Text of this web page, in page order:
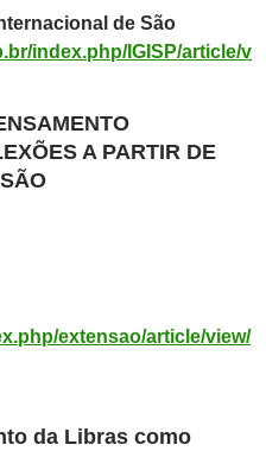
de São
index.php/IGISP/article/v
A PARTIR DE
extensao/article/view/
da Libras como